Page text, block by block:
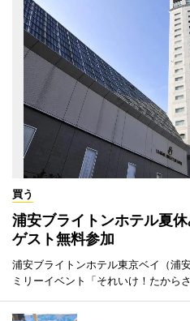
買う
浦安ブライトンホテル夏休
ゲスト無料参加
浦安ブライトンホテル東京ベイ（浦
ミリーイベント「それいけ！たから